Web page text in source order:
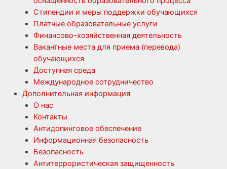
Стипендии и меры поддержки обучающихся
Платные образовательные услуги
Финансово-хозяйственная деятельность
Вакантные места для приема (перевода)
обучающихся
Доступная среда
Международное сотрудничество
Дополнительная информация
О нас
Контакты
Антидопинговое обеспечение
Информационная безопасность
Безопасность
Антитеррористическая защищенность